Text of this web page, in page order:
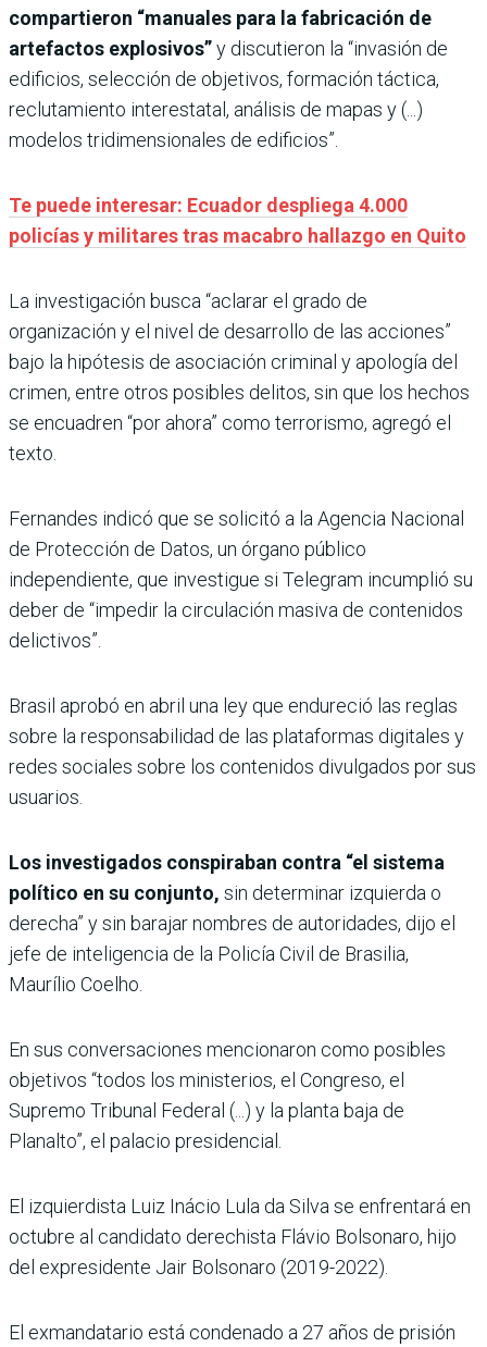
compartieron “manuales para la fabricación de
artefactos explosivos”y discutieron la “invasión de
edificios, selección de objetivos, formación táctica,
reclutamiento interestatal, análisis de mapas y (...)
modelos tridimensionales de edificios”.
Te puede interesar: Ecuador despliega 4.000
policías y militares tras macabro hallazgo en Quito
La investigación busca “aclarar el grado de
organización y el nivel de desarrollo de las acciones”
bajo la hipótesis de asociación criminal y apología del
crimen, entre otros posibles delitos, sin que los hechos
se encuadren “por ahora” como terrorismo, agregó el
texto.
Fernandes indicó que se solicitó a la Agencia Nacional
de Protección de Datos, un órgano público
independiente, que investigue si Telegram incumplió su
deber de “impedir la circulación masiva de contenidos
delictivos”.
Brasil aprobó en abril una ley que endureció las reglas
sobre la responsabilidad de las plataformas digitales y
redes sociales sobre los contenidos divulgados por sus
usuarios.
Los investigados conspiraban contra “el sistema
político en su conjunto, sin determinar izquierda o
derecha” y sin barajar nombres de autoridades, dijo el
jefe de inteligencia de la Policía Civil de Brasilia,
Maurílio Coelho.
En sus conversaciones mencionaron como posibles
objetivos “todos los ministerios, el Congreso, el
Supremo Tribunal Federal (...) y la planta baja de
Planalto”, el palacio presidencial.
El izquierdista Luiz Inácio Lula da Silva se enfrentará en
octubre al candidato derechista Flávio Bolsonaro, hijo
del expresidente Jair Bolsonaro (2019-2022).
El exmandatario está condenado a 27 años de prisión